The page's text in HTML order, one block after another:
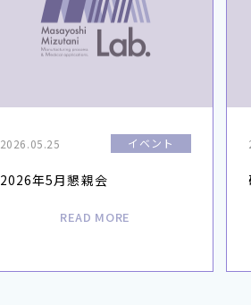
2026.05.25 イベント
2026年5月懇親会
READ MORE